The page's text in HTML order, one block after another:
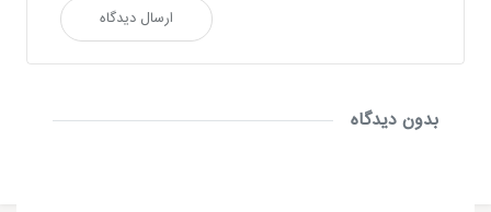
ارسال دیدگاه
بدون دیدگاه